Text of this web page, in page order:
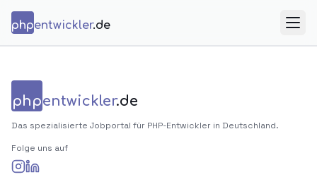
phpentwickler.de
phpentwickler.de
Das spezialisierte Jobportal für PHP-Entwickler in Deutschland.
Folge uns auf